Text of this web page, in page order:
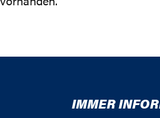
IMMER